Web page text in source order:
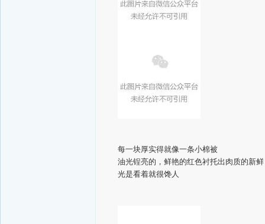
每一块厚实得就像一条小棉被
油光锃亮的，鲜艳的红色衬托出肉质的新鲜
光是看着就很馋人